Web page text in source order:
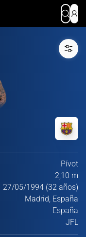
Pívot
2,10 m
27/05/1994 (32 años)
Madrid, España
España
JFL